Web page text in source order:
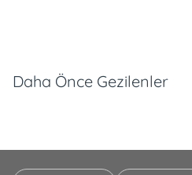
Daha Önce Gezilenler